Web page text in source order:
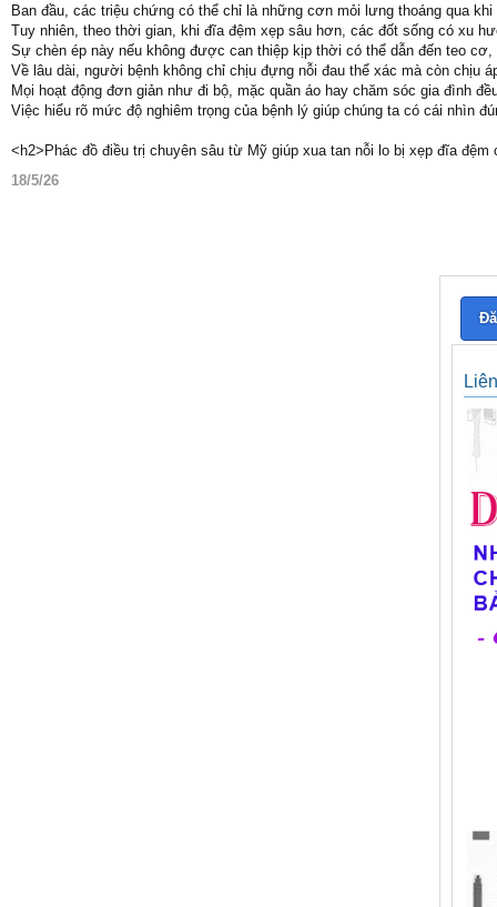
Ban đầu, các triệu chứng có thể chỉ là những cơn mỏi lưng thoáng qua
Tuy nhiên, theo thời gian, khi đĩa đệm xẹp sâu hơn, các đốt sống có xu
Sự chèn ép này nếu không được can thiệp kịp thời có thể dẫn đến teo
Về lâu dài, người bệnh không chỉ chịu đựng nỗi đau thể xác mà còn chịu
Mọi hoạt động đơn giản như đi bộ, mặc quần áo hay chăm sóc gia đình
Việc hiểu rõ mức độ nghiêm trọng của bệnh lý giúp chúng ta có cái nhìn
<h2>Phác đồ điều trị chuyên sâu từ Mỹ giúp xua tan nỗi lo bị xẹp đĩa đệm
18/5/26